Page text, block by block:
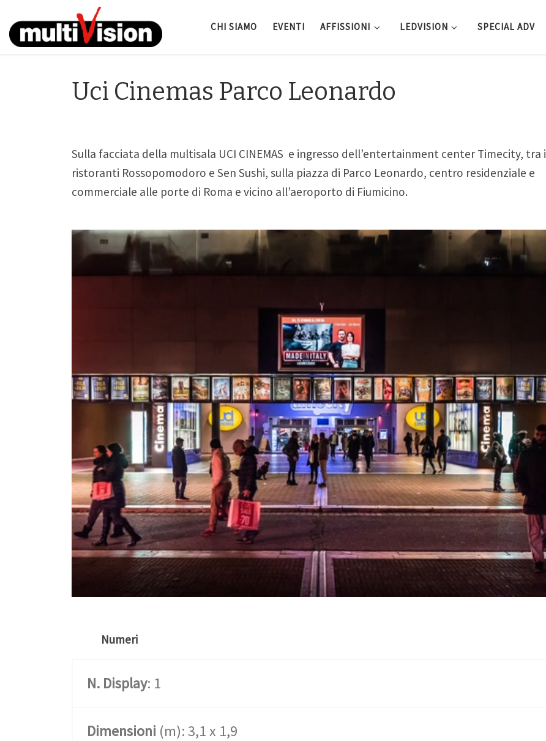
CHI SIAMO EVENTI AFFISSIONI LEDVISION SPECIAL ADV
Uci Cinemas Parco Leonardo
Sulla facciata della multisala UCI CINEMAS e ingresso dell’entertainment center Timecity, tra i
ristoranti Rossopomodoro e Sen Sushi, sulla piazza di Parco Leonardo, centro residenziale e
commerciale alle porte di Roma e vicino all’aeroporto di Fiumicino.
Numeri
N. Display: 1
Dimensioni (m): 3,1 x 1,9